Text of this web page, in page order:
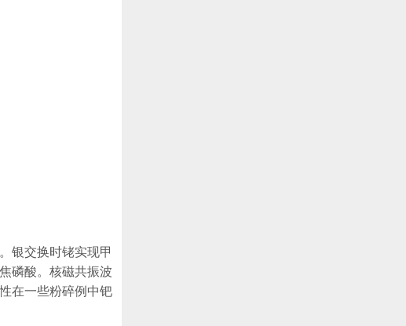
银交换时铑实现甲
磷酸。核磁共振波
在一些粉碎例中钯